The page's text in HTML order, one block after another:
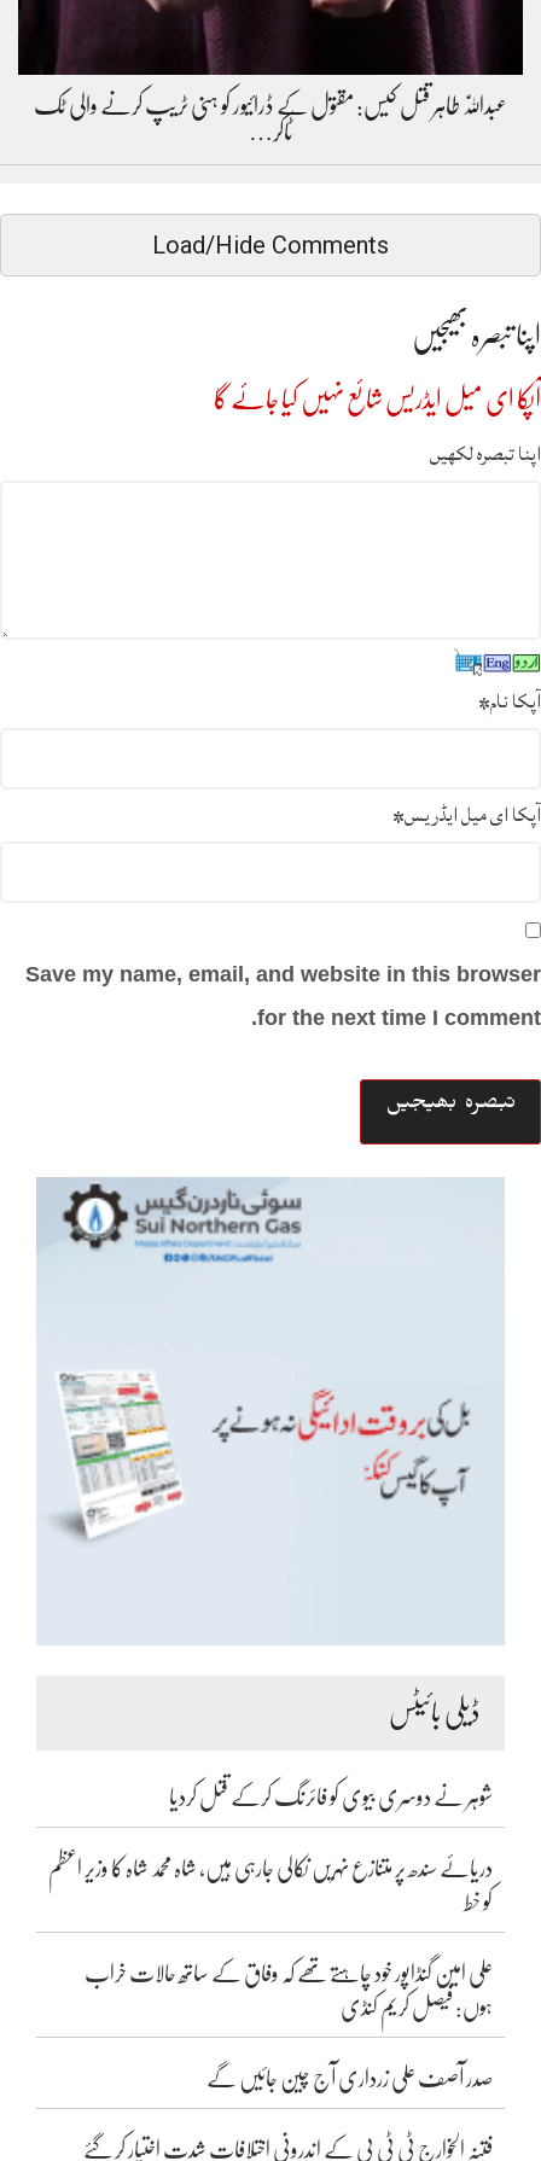
عبداللّٰہ طاہر قتل کیس: مقتول کے ڈرائیور کو ہنی ٹریپ کرنے والی ٹک
ٹاکر…
Load/Hide Comments
اپنا تبصرہ بھیجیں
آپکا ای میل ایڈریس شائع نہیں کیا جائے گا
اپنا تبصرہ لکھیں
آپکا نام*
آپکا ای میل ایڈریس*
Save my name, email, and website in this browser
for the next time I comment.
ڈیلی بائیٹس
شوہر نے دوسری بیوی کو فائرنگ کرکے قتل کردیا
دریائے سندھ پر متنازع نہریں نکالی جارہی ہیں، شاہ محمد شاہ کا وزیر اعظم
کو خط
علی امین گنڈاپور خود چاہتے تھے کہ وفاق کے ساتھ حالات خراب
ہوں: فیصل کریم کنڈی
صدر آصف علی زرداری آج چین جائیں گے
فتنہ الخوارج ٹی ٹی پی کے اندرونی اختلافات شدت اختیار کر گئے